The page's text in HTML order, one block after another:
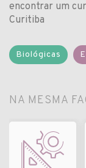
encontrar um
Curitiba
Biológicas
NA MESMA